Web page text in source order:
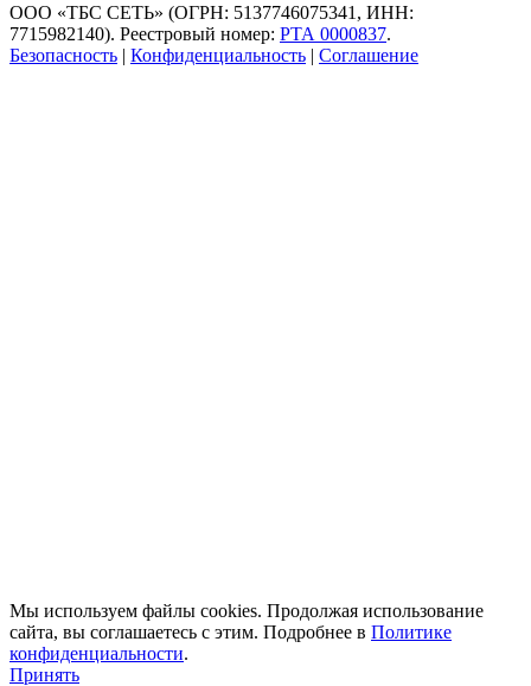
ООО «ТБС СЕТЬ» (ОГРН: 5137746075341, ИНН:
7715982140). Реестровый номер: РТА 0000837.
Безопасность | Конфиденциальность | Соглашение
Мы используем файлы cookies. Продолжая использование
сайта, вы соглашаетесь с этим. Подробнее в Политике
конфиденциальности.
Принять